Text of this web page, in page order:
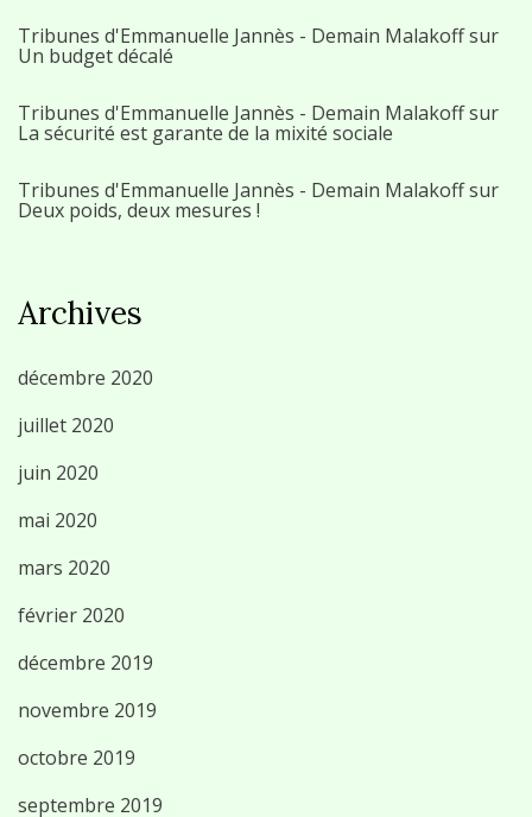
Tribunes d'Emmanuelle Jannès - Demain Malakoffsur
Un budget décalé
Tribunes d'Emmanuelle Jannès - Demain Malakoffsur
La sécurité est garante de la mixité sociale
Tribunes d'Emmanuelle Jannès - Demain Malakoffsur
Deux poids, deux mesures !
Archives
décembre 2020
juillet 2020
juin 2020
mai 2020
mars 2020
février 2020
décembre 2019
novembre 2019
octobre 2019
septembre 2019